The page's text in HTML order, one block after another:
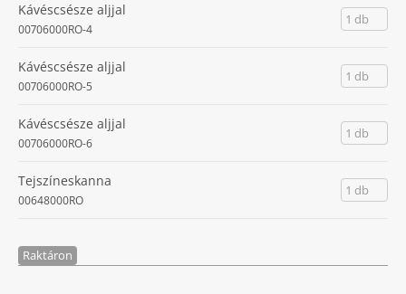
Kávéscsésze aljjal
00706000RO-4
1 db
Kávéscsésze aljjal
00706000RO-5
1 db
Kávéscsésze aljjal
00706000RO-6
1 db
Tejszíneskanna
00648000RO
1 db
Raktáron